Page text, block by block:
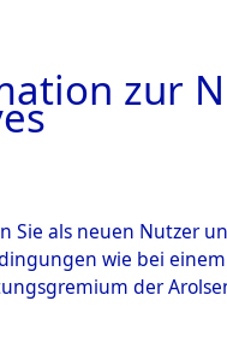
zur
Sie als neuen Nutzer
wie bei
der